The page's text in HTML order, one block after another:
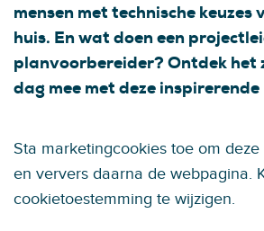
mensen met technische keuzes
huis. En wat doen een
planvoorbereider? Ontdek het
dag mee met deze
Sta marketingcookies toe om
en ververs daarna de webpagina.
cookietoestemming te wijzigen.